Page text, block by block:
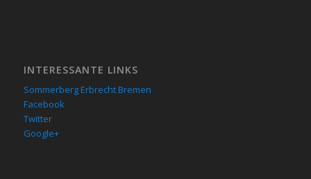
INTERESSANTE LINKS
Sommerberg Erbrecht Bremen
Facebook
Twitter
Google+